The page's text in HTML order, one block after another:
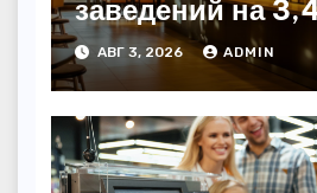
заведений на
начала года —
АВГ 3, 2026 ADMIN